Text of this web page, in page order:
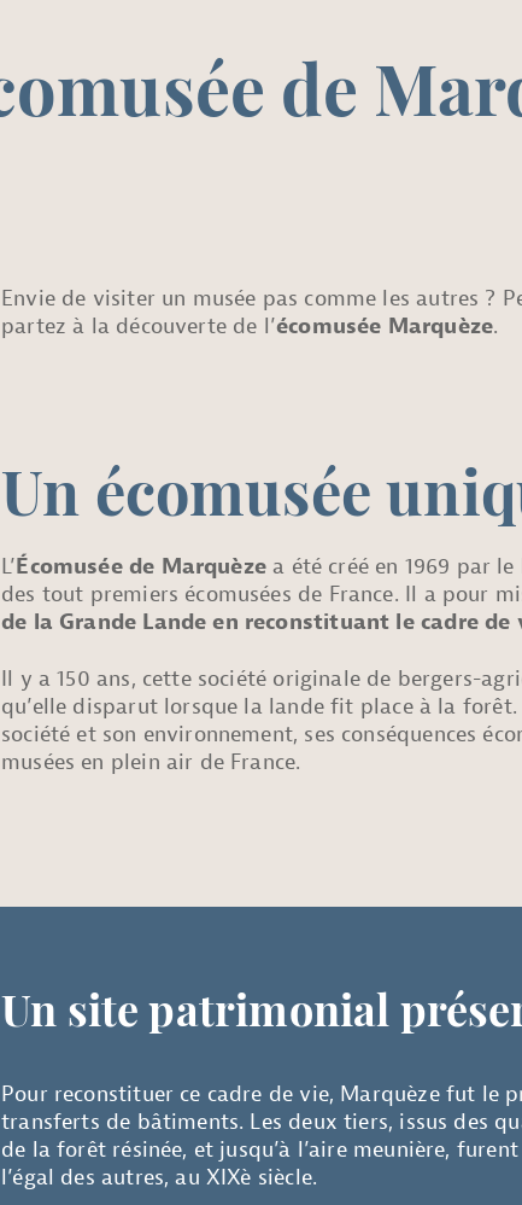
de
Envie de visiter un musée pas comme les autres ?
partez à la découverte de l’écomusée Marquèze.
Un écomusée
L’Écomusée de Marquèzea été créé en 1969 par le
des tout premiers écomusées de France. Il a pour
de la Grande Lande en reconstituant le cadre de
Il y a 150 ans, cette société originale de bergers-
qu’elle disparut lorsque la lande fit place à la forêt.
société et son environnement, ses conséquences
musées en plein air de France.
Un site patrimonial
Pour reconstituer ce cadre de vie, Marquèze fut le
transferts de bâtiments. Les deux tiers, issus des
de la forêt résinée, et jusqu’à l’aire meunière,
l’égal des autres, au XIXè siècle.